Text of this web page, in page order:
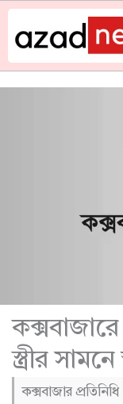
Skip
content
স্ত্রীর
কক্সবাজার প্রতিনিধি